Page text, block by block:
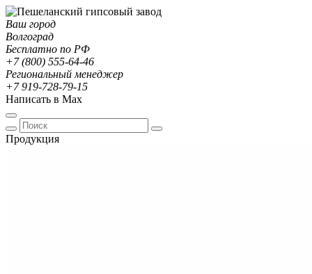
Ваш город
Волгоград
Бесплатно по РФ
+7 (800) 555-64-46
Региональный менеджер
+7 919-728-79-15
Написать в Max
Продукция